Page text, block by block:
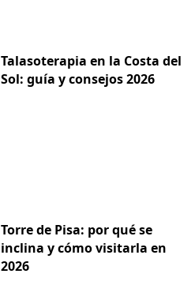
Talasoterapia en la Costa del
Sol: guía y consejos 2026
Torre de Pisa: por qué se
inclina y cómo visitarla en
2026